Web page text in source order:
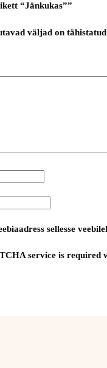
“Jänkukas””
väljad on tähistatud
sellesse
service is required